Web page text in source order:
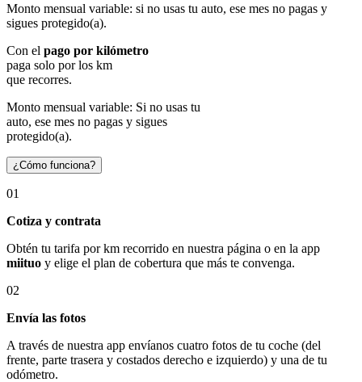
Monto mensual variable: si no usas tu auto, ese mes no pagas y
sigues protegido(a).
Con el pago por kilómetro
paga solo por los km
que recorres.
Monto mensual variable: Si no usas tu
auto, ese mes no pagas y sigues
protegido(a).
¿Cómo funciona?
01
Cotiza y contrata
Obtén tu tarifa por km recorrido en nuestra página o en la app
miituo y elige el plan de cobertura que más te convenga.
02
Envía las fotos
A través de nuestra app envíanos cuatro fotos de tu coche (del
frente, parte trasera y costados derecho e izquierdo) y una de tu
odómetro.